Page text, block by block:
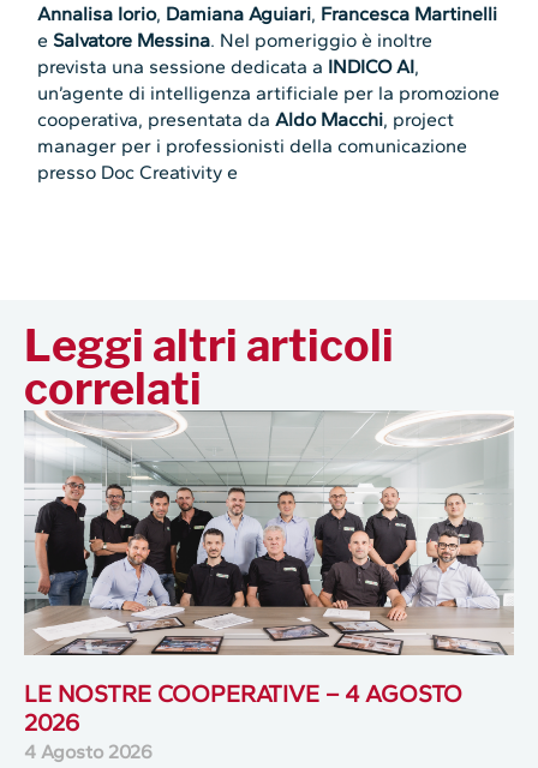
Annalisa Iorio, Damiana Aguiari, Francesca Martinelli
e Salvatore Messina. Nel pomeriggio è inoltre
prevista una sessione dedicata a INDICO AI,
un’agente di intelligenza artificiale per la promozione
cooperativa, presentata daAldo Macchi, project
manager per i professionisti della comunicazione
presso Doc Creativity e
Leggi altri articoli
correlati
LE NOSTRE COOPERATIVE – 4 AGOSTO
2026
4 Agosto 2026